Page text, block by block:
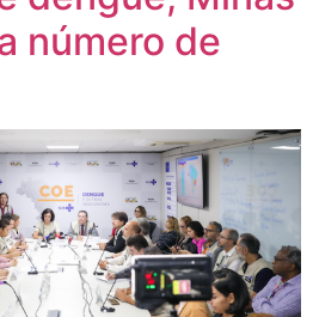
número de